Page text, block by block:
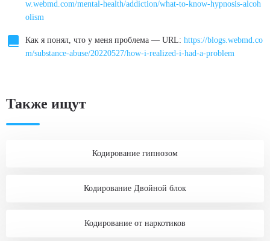
w.webmd.com/mental-health/addiction/what-to-know-hypnosis-alcoh
olism
Как я понял, что у меня проблема — URL: https://blogs.webmd.co
m/substance-abuse/20220527/how-i-realized-i-had-a-problem
Также ищут
Кодирование гипнозом
Кодирование Двойной блок
Кодирование от наркотиков